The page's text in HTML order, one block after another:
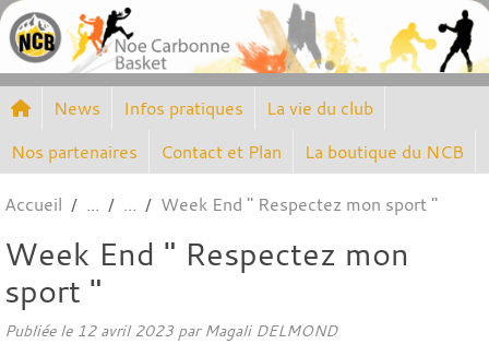
News Infos pratiques
La vie du club
Nos partenaires
Contact et Plan La boutique du NCB
Accueil Week End " Respectez mon sport "
Week End " Respectez mon
sport "
Publiée le 12 avril 2023par Magali DELMOND
Panneau de gestion des cookies